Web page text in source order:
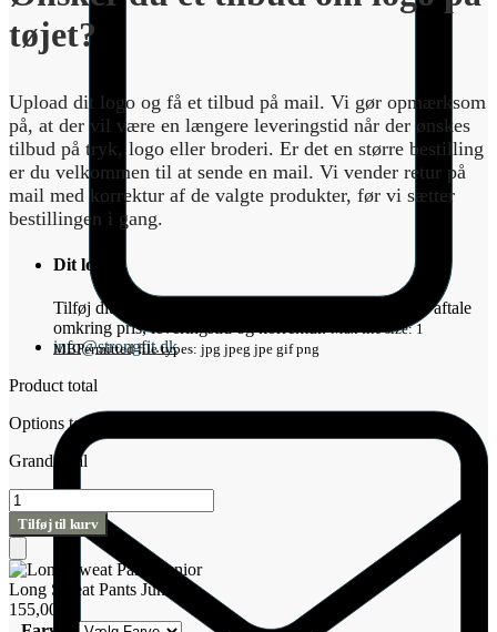
info@strongfit.dk
tøjet?
Upload dit logo og få et tilbud på mail. Vi gør opmærksom
på, at der vil være en længere leveringstid når der ønskes
tilbud på tryk, logo eller broderi. Er det en større bestilling
er du velkommen til at sende en mail. Vi vender retur på
mail med korrektur af de valgte produkter, før vi sætter
bestillingen i gang.
Dit logo
Tilføj dit logo ovenfor. Så vender vi retur på mail med aftale
omkring pris, leveringstid og korrektur.Max file size: 1
MBPermitted file types: jpg jpeg jpe gif png
Product total
Options total
Grand total
Long
Sweat
Pants
Junior
antal
Tilføj til kurv
Tilføj
til
kurv
Long Sweat Pants Junior
155,00